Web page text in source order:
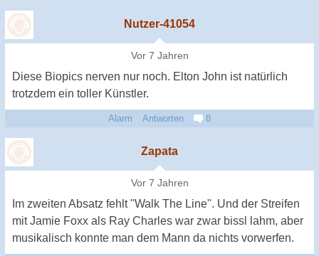
Nutzer-41054
Vor 7 Jahren
Diese Biopics nerven nur noch. Elton John ist natürlich
trotzdem ein toller Künstler.
Alarm Antworten 8
Zapata
Vor 7 Jahren
Im zweiten Absatz fehlt "Walk The Line". Und der Streifen
mit Jamie Foxx als Ray Charles war zwar bissl lahm, aber
musikalisch konnte man dem Mann da nichts vorwerfen.